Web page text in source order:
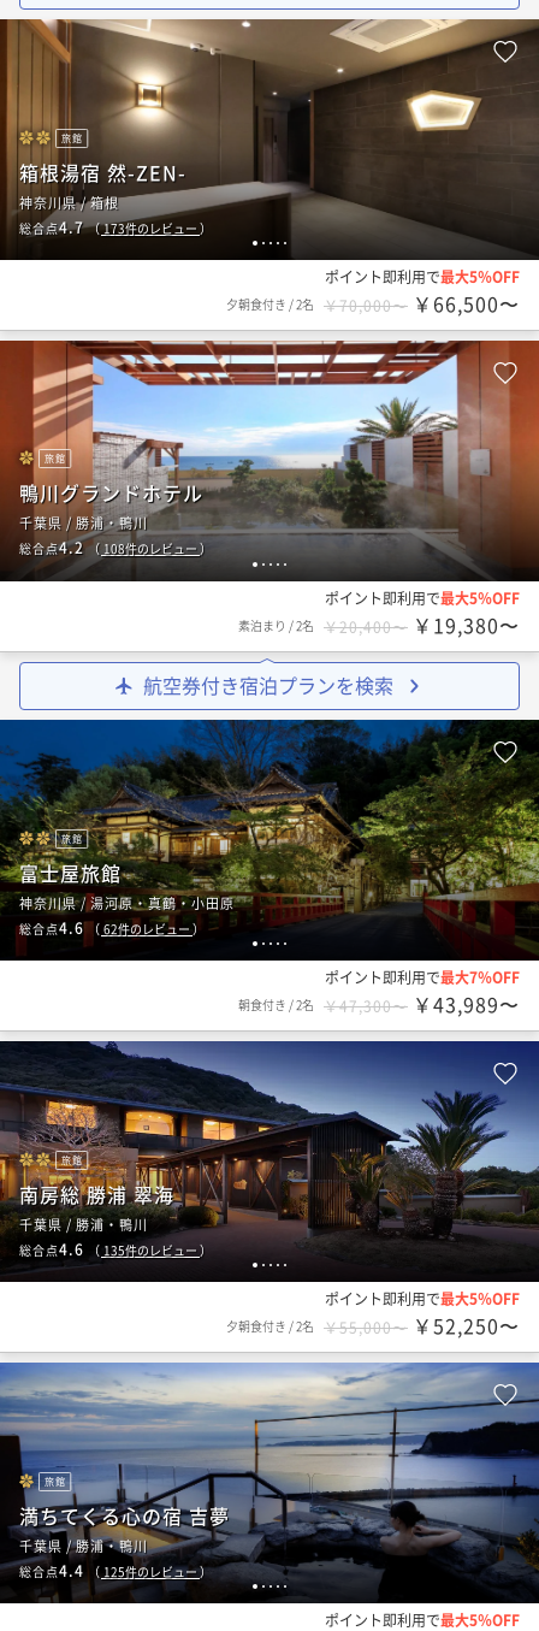
1 2 3 4 5
旅館
箱根湯宿 然-ZEN-
神奈川県 / 箱根
総合点4.7（173件のレビュー ）
ポイント即利用で最大5％OFF
夕朝食付き /2名 ￥70,000〜 ￥66,500〜
1 2 3 4 5
旅館
鴨川グランドホテル
千葉県 / 勝浦・鴨川
総合点4.2（ 108件のレビュー）
ポイント即利用で最大5％OFF
素泊まり /2名 ￥20,400〜 ￥19,380〜
航空券付き宿泊プランを検索
1 2 3 4 5
旅館
富士屋旅館
神奈川県 / 湯河原・真鶴・小田原
総合点4.6（ 62件のレビュー ）
ポイント即利用で最大7％OFF
朝食付き /2名 ￥47,300〜 ￥43,989〜
1 2 3 4 5
旅館
南房総 勝浦 翠海
千葉県 / 勝浦・鴨川
総合点4.6 （ 135件のレビュー）
ポイント即利用で最大5％OFF
夕朝食付き /2名 ￥55,000〜 ￥52,250〜
12345
旅館
満ちてくる心の宿 吉夢
千葉県 / 勝浦・鴨川
総合点4.4 （ 125件のレビュー）
ポイント即利用で最大5％OFF